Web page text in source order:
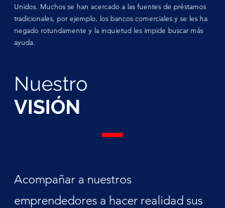
Unidos. Muchos se han acercado a las fuentes de préstamos
tradicionales, por ejemplo, los bancos comerciales y se les ha
negado rotundamente y la inquietud les impide buscar más
ayuda.
Nuestro
VISIÓN
Acompañar a nuestros
emprendedores a hacer realidad sus